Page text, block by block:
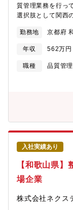
識を有する・空調
あり、外国語習得
活躍しながら工場
て】～「大切なひ
に、お客様の暮ら
マーケットのプラ
造では業界トップ
東証スタンダー
ノウハウがある一
ることが出来てい
続ベースアップ
14,000円/月、
15,000円■福利厚
の導入、退職金制
行っております。
質管理業務を行っ
選択肢として関西
は京都の美山工場
ネージャーになっ
造現場にも入り込
って頂くことが求
と日田工場は車で
携し、新規認証取
び新子会社の立ち
ャリアを形成いた
pH検査、テーブル
合）に対する原因
規定、手順書など
の管理■規格（
バーの教育、チ
Ｃ活動、社外均衡
も重要なMission
勤務地 京都府
年収 562万円
職種
品質管
入社実績あり
【和歌山県
場企業
株式会社ネクス